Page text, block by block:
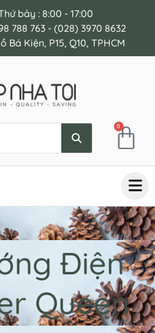
bảy : 8:00 - 17:00
788 763 - (028) 3970 8632
Bá Kiện, P15, Q10, TPHCM
0
Điện
Queen